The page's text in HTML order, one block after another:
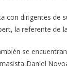
con dirigentes de
la referente de
se
Daniel